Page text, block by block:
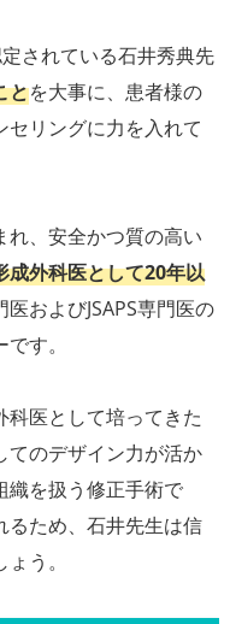
されている石井秀典先
とを大事に、患者様の
リングに力を入れて
、安全かつ質の高い
成外科医として20年以
およびJSAPS専門医の
す。
医として培ってきた
てのデザイン力が活か
織を扱う修正手術で
るため、石井先生は信